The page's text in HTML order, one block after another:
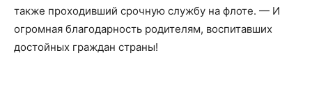
также проходивший срочную службу на флоте. — И
огромная благодарность родителям, воспитавших
достойных граждан страны!